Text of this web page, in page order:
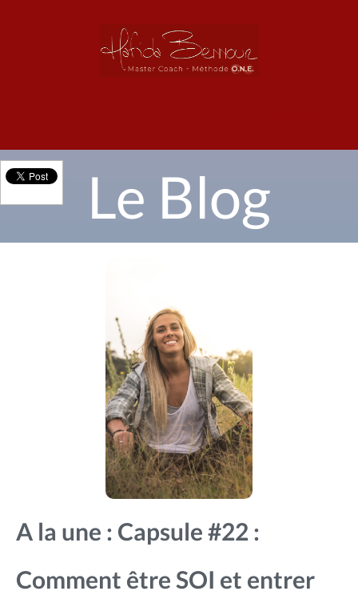
Le Blog
A la une : Capsule #22 :
Comment être SOI et entrer